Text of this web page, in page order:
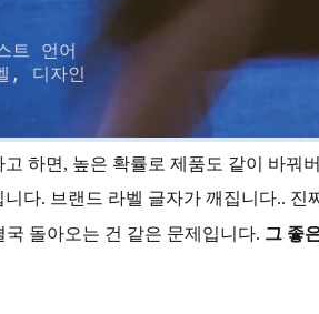
트 언어
, 디자인
하면, 높은 확률로 제품도 같이 바꿔
다. 브랜드 라벨 글자가 깨집니다.. 진
돌아오는 건 같은 문제입니다. 그 좋